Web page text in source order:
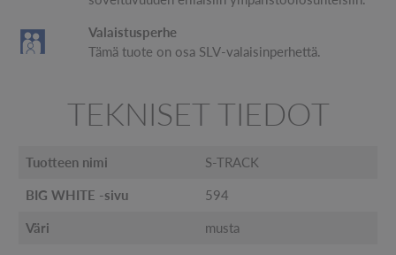
Valaistusperhe
Tämä tuote on osa SLV-valaisinperhettä.
TEKNISET TIEDOT
Tuotteen nimi S-TRACK
BIG WHITE -sivu 594
Väri musta